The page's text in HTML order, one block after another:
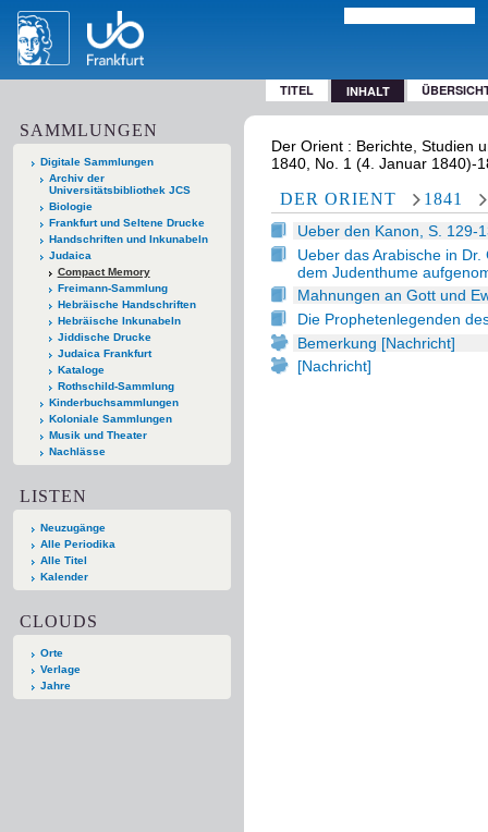
TITEL INHALT
SAMMLUNGEN
Digitale Sammlungen
Archiv der
Universitätsbibliothek JCS
Biologie
Frankfurt und Seltene Drucke
Handschriften und Inkunabeln
Judaica
Compact Memory
Freimann-Sammlung
Hebräische Handschriften
Hebräische Inkunabeln
Jiddische Drucke
Judaica Frankfurt
Kataloge
Rothschild-Sammlung
Kinderbuchsammlungen
Koloniale Sammlungen
Musik und Theater
Nachlässe
LISTEN
Neuzugänge
Alle Periodika
Alle Titel
Kalender
CLOUDS
Orte
Verlage
Jahre
Der Orient : Berichte, Studien
1840, No. 1 (4. Januar 1840)-
DER ORIENT 1841
Ueber den Kanon, S. 129-
Ueber das Arabische in
dem Judenthume
Mahnungen an Gott und
Die Prophetenlegenden
Bemerkung [Nachricht]
[Nachricht]